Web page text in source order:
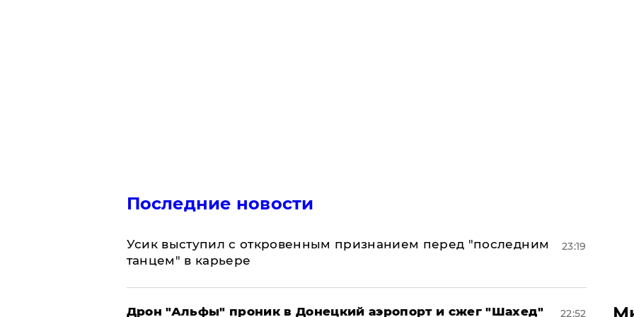
Последние новости
Усик выступил с откровенным признанием перед "последним
танцем" в карьере
23:19
Дрон "Альфы" проник в Донецкий аэропорт и сжег "Шахед" 22:52